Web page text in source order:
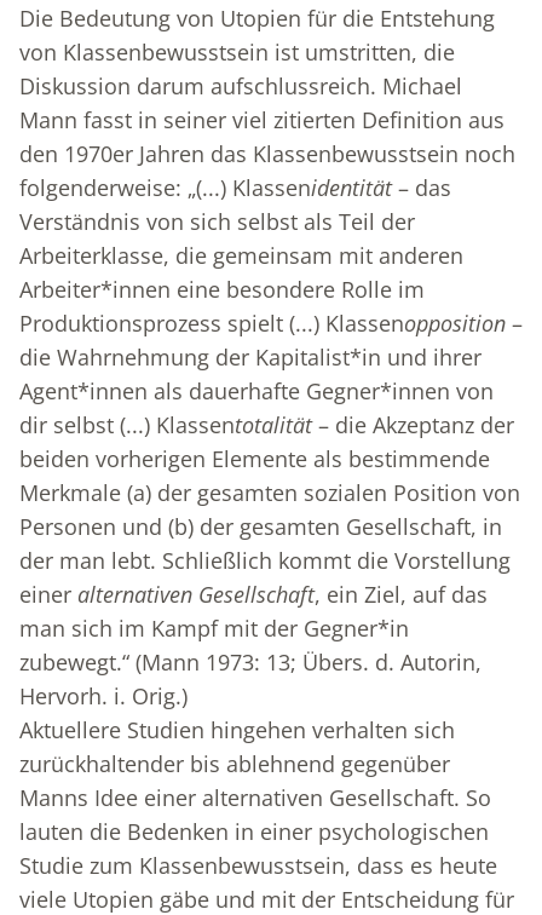
Die Bedeutung von Utopien für die Entstehung
von Klassenbewusstsein ist umstritten, die
Diskussion darum aufschlussreich. Michael
Mann fasst in seiner viel zitierten Definition aus
den 1970er Jahren das Klassenbewusstsein noch
folgenderweise: „(...) Klassenidentität– das
Verständnis von sich selbst als Teil der
Arbeiterklasse, die gemeinsam mit anderen
Arbeiter*innen eine besondere Rolle im
Produktionsprozess spielt (...) Klassenopposition –
die Wahrnehmung der Kapitalist*in und ihrer
Agent*innen als dauerhafte Gegner*innen von
dir selbst (...) Klassentotalität– die Akzeptanz der
beiden vorherigen Elemente als bestimmende
Merkmale (a) der gesamten sozialen Position von
Personen und (b) der gesamten Gesellschaft, in
der man lebt. Schließlich kommt die Vorstellung
einer alternativen Gesellschaft, ein Ziel, auf das
man sich im Kampf mit der Gegner*in
zubewegt.“ (Mann 1973: 13; Übers. d. Autorin,
Hervorh. i. Orig.)
Aktuellere Studien hingehen verhalten sich
zurückhaltender bis ablehnend gegenüber
Manns Idee einer alternativen Gesellschaft. So
lauten die Bedenken in einer psychologischen
Studie zum Klassenbewusstsein, dass es heute
viele Utopien gäbe und mit der Entscheidung für